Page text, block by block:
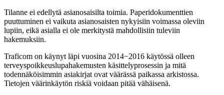
Tilanne ei edellytä asianosaisilta toimia. Paperidokumenttien
puuttuminen ei vaikuta asianosaisten nykyisiin voimassa oleviin
lupiin, eikä asialla ei ole merkitystä mahdollisiin tuleviin
hakemuksiin.
Traficom on käynyt läpi vuosina 2014−2016 käytössä olleen
terveyspoikkeuslupahakemusten käsittelyprosessin ja mitä
todennäköisimmin asiakirjat ovat väärässä paikassa arkistossa.
Tietojen väärinkäytön riskiä voidaan pitää vähäisenä.